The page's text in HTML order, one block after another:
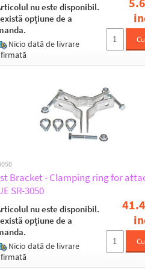
nu este disponibil.
opțiune de a
Nicio dată de livrare
Bracket - Clamping ring for
SR-3050
nu este disponibil.
opțiune de a
Nicio dată de livrare